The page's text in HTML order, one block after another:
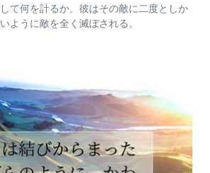
て何を計るか。彼はその敵に二度としか
ように敵を全く滅ぼされる。